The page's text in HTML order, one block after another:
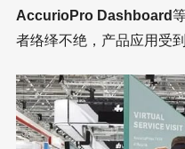
AccurioPro Dashboard
者络绎不绝，产品应用受